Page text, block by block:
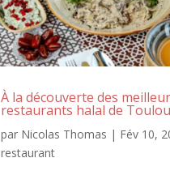
À la découverte des
restaurants halal de
par Nicolas Thomas | Fév 10,
restaurant